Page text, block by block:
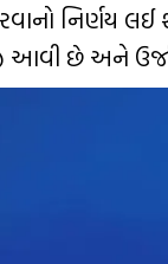
નિર્ણય
આવી છે અને